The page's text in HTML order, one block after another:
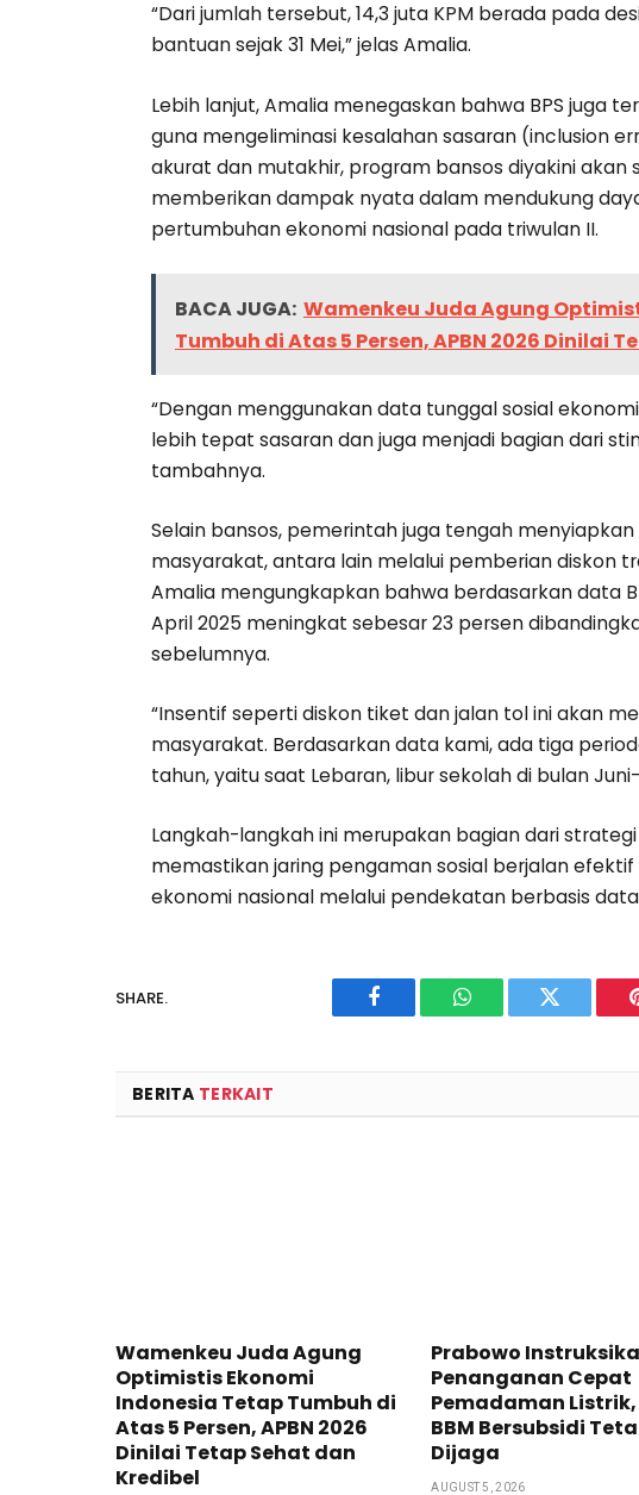
“Dari jumlah tersebut, 14,3 juta KPM berada pada
bantuan sejak 31 Mei,” jelas Amalia.
Lebih lanjut, Amalia menegaskan bahwa BPS juga
guna mengeliminasi kesalahan sasaran (inclusion
akurat dan mutakhir, program bansos diyakini
memberikan dampak nyata dalam mendukung
pertumbuhan ekonomi nasional pada triwulan II.
BACA JUGA: Wamenkeu Juda Agung
Tumbuh di Atas 5 Persen, APBN 2026 Dinilai
“Dengan menggunakan data tunggal sosial
lebih tepat sasaran dan juga menjadi bagian dari
tambahnya.
Selain bansos, pemerintah juga tengah
masyarakat, antara lain melalui pemberian diskon
Amalia mengungkapkan bahwa berdasarkan data
April 2025 meningkat sebesar 23 persen
sebelumnya.
“Insentif seperti diskon tiket dan jalan tol ini akan
masyarakat. Berdasarkan data kami, ada tiga
tahun, yaitu saat Lebaran, libur sekolah di bulan
Langkah-langkah ini merupakan bagian dari
memastikan jaring pengaman sosial berjalan
ekonomi nasional melalui pendekatan berbasis
SHARE.
Facebook WhatsAppTwitter
BERITA TERKAIT
Wamenkeu Juda Agung
Optimistis Ekonomi
Indonesia Tetap Tumbuh di
Atas 5 Persen, APBN 2026
Dinilai Tetap Sehat dan
Kredibel
Prabowo
Penanganan Cepat
Pemadaman
BBM Bersubsidi
Dijaga
AUGUST 5, 2026